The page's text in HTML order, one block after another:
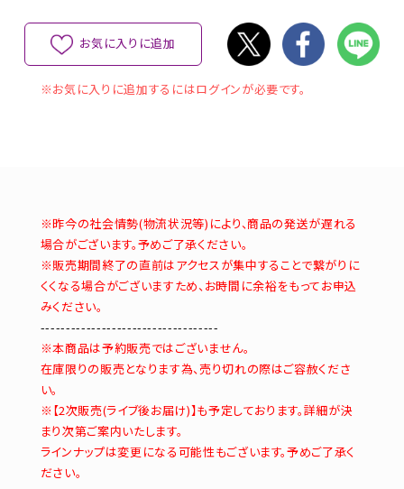
お気に入りに追加
※お気に入りに追加するにはログインが必要です。
※昨今の社会情勢(物流状況等)により、商品の発送が遅れる
場合がございます。予めご了承ください。
※販売期間終了の直前はアクセスが集中することで繋がりに
くくなる場合がございますため、お時間に余裕をもってお申込
みください。
-----------------------------------
※本商品は予約販売ではございません。
在庫限りの販売となります為、売り切れの際はご容赦くださ
い。
※【2次販売(ライブ後お届け)】も予定しております。詳細が決
まり次第ご案内いたします。
ラインナップは変更になる可能性もございます。予めご了承く
ださい。